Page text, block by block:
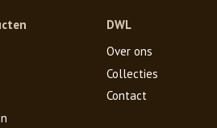
DWL
Over ons
Collecties
Contact